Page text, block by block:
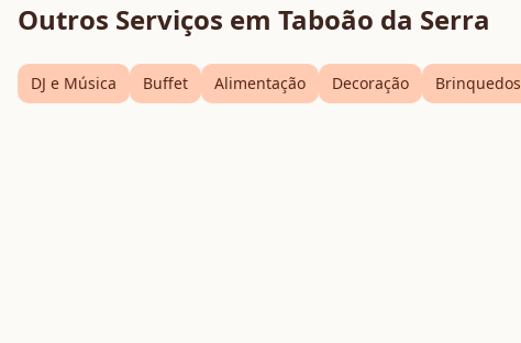
Outros Serviços em Taboão da Serra
DJ e Música Buffet Alimentação Decoração Brinquedos